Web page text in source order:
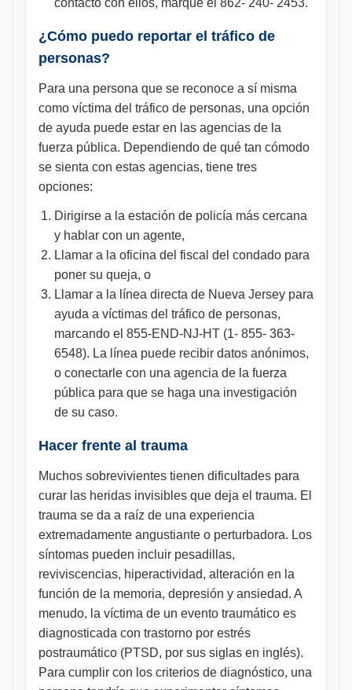
contacto con ellos, marque el 862- 240- 2453.
¿Cómo puedo reportar el tráfico de
personas?
Para una persona que se reconoce a sí misma
como víctima del tráfico de personas, una opción
de ayuda puede estar en las agencias de la
fuerza pública. Dependiendo de qué tan cómodo
se sienta con estas agencias, tiene tres
opciones:
Dirigirse a la estación de policía más cercana
y hablar con un agente,
Llamar a la oficina del fiscal del condado para
poner su queja, o
Llamar a la línea directa de Nueva Jersey para
ayuda a víctimas del tráfico de personas,
marcando el 855-END-NJ-HT (1- 855- 363-
6548). La línea puede recibir datos anónimos,
o conectarle con una agencia de la fuerza
pública para que se haga una investigación
de su caso.
Hacer frente al trauma
Muchos sobrevivientes tienen dificultades para
curar las heridas invisibles que deja el trauma. El
trauma se da a raíz de una experiencia
extremadamente angustiante o perturbadora. Los
síntomas pueden incluir pesadillas,
reviviscencias, hiperactividad, alteración en la
función de la memoria, depresión y ansiedad. A
menudo, la víctima de un evento traumático es
diagnosticada con trastorno por estrés
postraumático (PTSD, por sus siglas en inglés).
Para cumplir con los criterios de diagnóstico, una